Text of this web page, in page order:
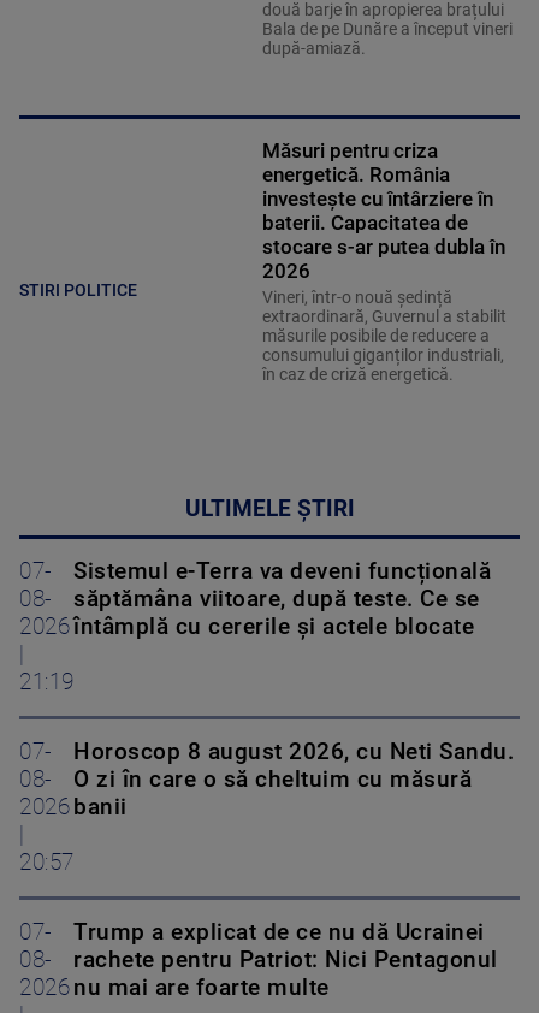
două barje în apropierea brațului
Bala de pe Dunăre a început vineri
după-amiază.
STIRI POLITICE
Măsuri pentru criza
energetică. România
investește cu întârziere în
baterii. Capacitatea de
stocare s-ar putea dubla în
2026
Vineri, într-o nouă ședință
extraordinară, Guvernul a stabilit
măsurile posibile de reducere a
consumului giganților industriali,
în caz de criză energetică.
ULTIMELE ȘTIRI
07-
08-
2026
21:19
Sistemul e-Terra va deveni funcțională
săptămâna viitoare, după teste. Ce se
întâmplă cu cererile și actele blocate
07-
08-
2026
20:57
Horoscop 8 august 2026, cu Neti Sandu.
O zi în care o să cheltuim cu măsură
banii
07-
08-
2026
Trump a explicat de ce nu dă Ucrainei
rachete pentru Patriot: Nici Pentagonul
nu mai are foarte multe